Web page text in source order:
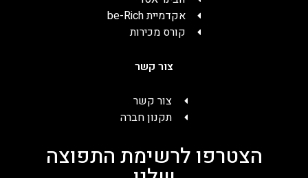
אקדמיית be-Rich
קורס מכירות
צור קשר
צור קשר
תקנון חברה
הצטרפו לרשימת התפוצה